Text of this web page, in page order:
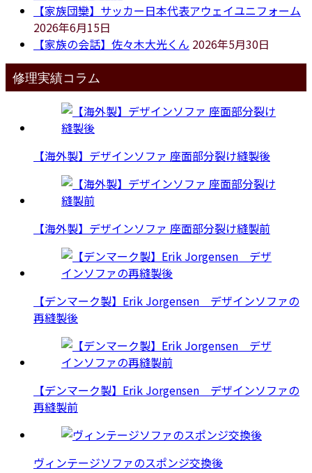
【家族団欒】サッカー日本代表アウェイユニフォーム
2026年6月15日
【家族の会話】佐々木大光くん 2026年5月30日
修理実績コラム
【海外製】デザインソファ 座面部分裂け縫製後
【海外製】デザインソファ 座面部分裂け縫製前
【デンマーク製】Erik Jorgensen デザインソファの
再縫製後
【デンマーク製】Erik Jorgensen デザインソファの
再縫製前
ヴィンテージソファのスポンジ交換後